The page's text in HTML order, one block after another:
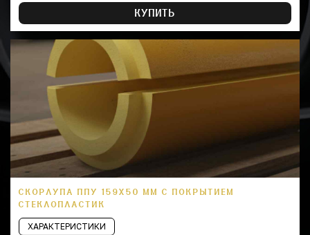
КУПИТЬ
СКОРЛУПА ППУ 159Х50 ММ С ПОКРЫТИЕМ
СТЕКЛОПЛАСТИК
ХАРАКТЕРИСТИКИ